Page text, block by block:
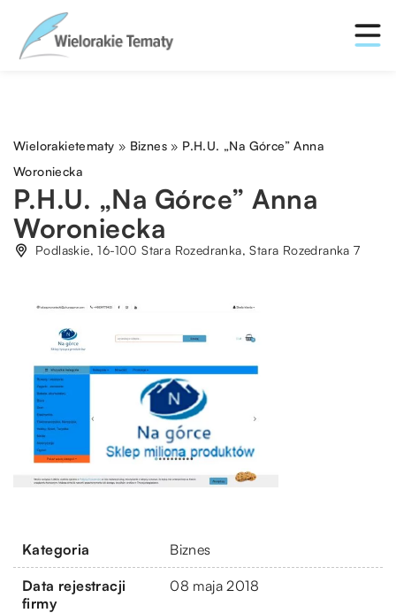
Wielorakietematy » Biznes » P.H.U. „Na Górce” Anna
Woroniecka
P.H.U. „Na Górce” Anna
Woroniecka
Podlaskie, 16-100 Stara Rozedranka, Stara Rozedranka 7
Kategoria Biznes
Data rejestracji
firmy
08 maja 2018